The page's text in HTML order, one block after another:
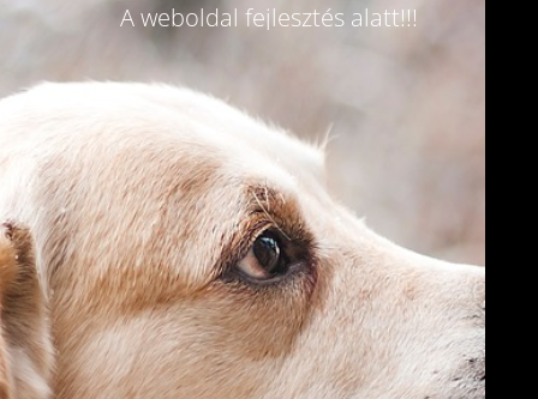
A weboldal fejlesztés alatt!!!